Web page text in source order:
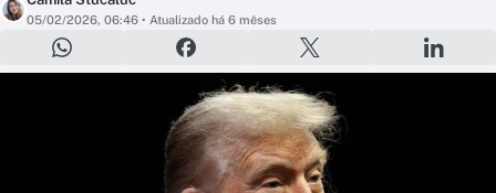
05/02/2026, 06:46 • Atualizado há 6 mêses